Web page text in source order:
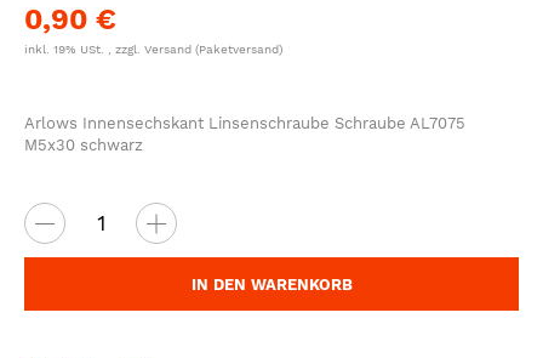
0,90 €
inkl. 19% USt. , zzgl. Versand (Paketversand)
Arlows Innensechskant Linsenschraube Schraube AL7075
M5x30 schwarz
IN DEN WARENKORB